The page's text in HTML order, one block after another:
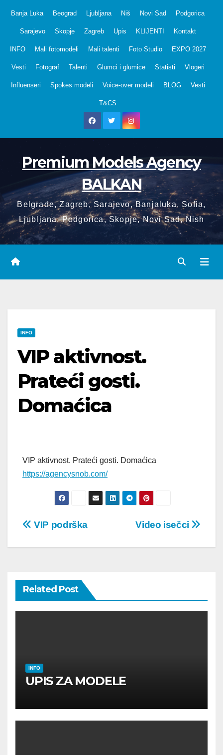
Banja Luka Beograd Ljubljana Niš Novi Sad Podgorica
Sarajevo Skopje Zagreb Upis KLIJENTI Kontakt
INFO Mali fotomodeli Mali talenti Foto Studio EXPO 2027
Vesti Fotograf Talenti Glumci i glumice Statisti Vlogeri
Influenseri Spokes modeli Voice-over modeli BLOG Vesti
T&CS
Premium Models Agency
BALKAN
Belgrade, Zagreb, Sarajevo, Banjaluka, Sofia,
Ljubljana, Podgorica, Skopje, Novi Sad, Nish
INFO
VIP aktivnost.
Prateći gosti.
Domaćica
VIP aktivnost. Prateći gosti. Domaćica
https://agencysnob.com/
Post
navigation
Video isečci
VIP podrška
Related Post
INFO
UPIS ZA MODELE